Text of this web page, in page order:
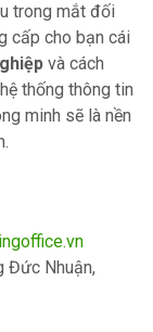
trong mắt đối
cấp cho bạn cái
và cách
thống thông tin
minh sẽ là nền
Đức Nhuận,